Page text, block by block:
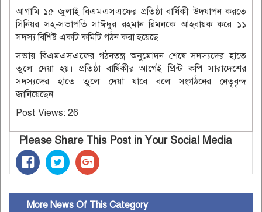
আগামি ১৫ জুলাই বিএমএসএফের প্রতিষ্ঠা বার্ষিকী উদযাপন করতে
সিনিয়র সহ-সভাপতি সাঈদুর রহমান রিমনকে আহবায়ক করে ১১
সদস্য বিশিষ্ট একটি কমিটি গঠন করা হয়েছে।
সভায় বিএমএসএফের গঠনতন্ত্র অনুমোদন শেষে সদস্যদের হাতে
তুলে দেয়া হয়। প্রতিষ্ঠা বার্ষিকীর আগেই প্রিন্ট কপি সারাদেশের
সদস্যদের হাতে তুলে দেয়া যাবে বলে সংগঠনের নেতৃবৃন্দ
জানিয়েছেন।
Post Views: 26
Please Share This Post in Your Social Media
More News Of This Category